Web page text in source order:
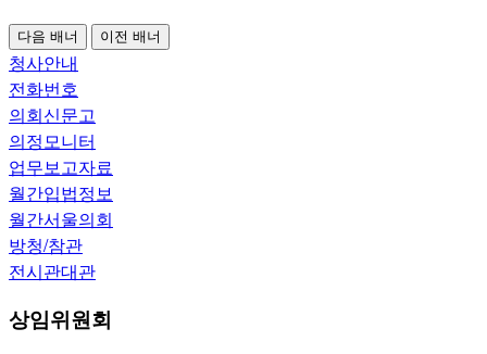
다음 배너 이전 배너
청사안내
전화번호
의회신문고
의정모니터
업무보고자료
월간입법정보
월간서울의회
방청/참관
전시관대관
상임위원회